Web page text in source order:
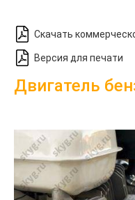
Скачать
Версия для печати
Двигатель